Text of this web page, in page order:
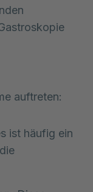
auftreten:
ist häufig ein